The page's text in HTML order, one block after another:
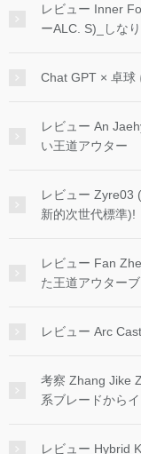
レビュー Inner
ーALC. S)_しな
Chat GPT × 卓球
レビュー An
い王道アウター
レビュー Zyre03
新的次世代標準)!
レビュー Fan
た王道アウター
レビュー Arc
考察 Zhang Jike
系ブレードから
レビュー Hybrid